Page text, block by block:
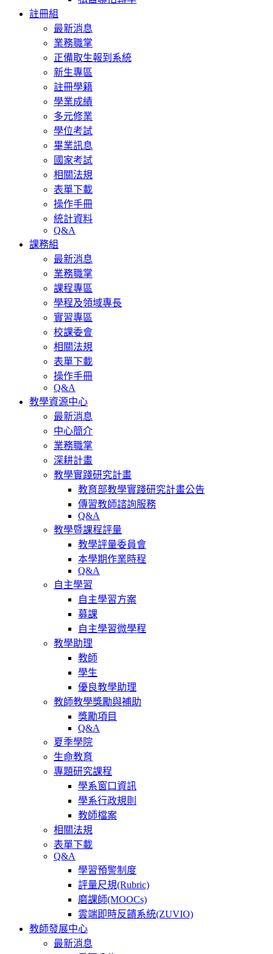
註冊組
最新消息
業務職掌
正備取生報到系統
新生專區
註冊學籍
學業成績
多元修業
學位考試
畢業訊息
國家考試
相關法規
表單下載
操作手冊
統計資料
Q&A
課務組
最新消息
業務職掌
課程專區
學程及領域專長
實習專區
校課委會
相關法規
表單下載
操作手冊
Q&A
教學資源中心
最新消息
中心簡介
業務職掌
深耕計畫
教學實踐研究計畫
教育部教學實踐研究計畫公告
傳習教師諮詢服務
Q&A
教學暨課程評量
教學評量委員會
本學期作業時程
Q&A
自主學習
自主學習方案
募課
自主學習微學程
教學助理
教師
學生
優良教學助理
教師教學獎勵與補助
獎勵項目
Q&A
夏季學院
生命教育
專題研究課程
學系窗口資訊
學系行政規則
教師檔案
相關法規
表單下載
Q&A
學習預警制度
評量尺規(Rubric)
磨課師(MOOCs)
雲端即時反饋系統(ZUVIO)
教師發展中心
最新消息